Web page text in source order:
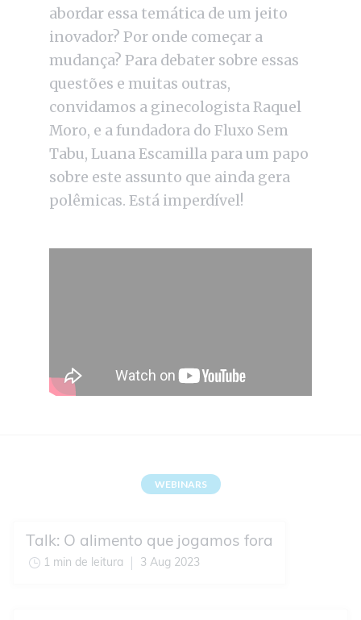
abordar essa temática de um jeito
inovador? Por onde começar a
mudança? Para debater sobre essas
questões e muitas outras,
convidamos a ginecologista Raquel
Moro, e a fundadora do Fluxo Sem
Tabu, Luana Escamilla para um papo
sobre este assunto que ainda gera
polêmicas. Está imperdível!
WEBINARS
Talk: O alimento que jogamos fora
1 min de leitura 3 Aug 2023